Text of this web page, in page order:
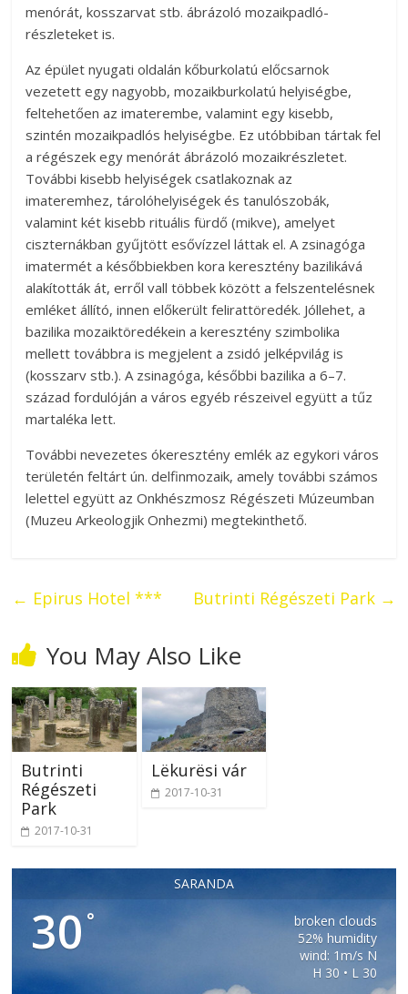
menórát, kosszarvat stb. ábrázoló mozaikpadló-
részleteket is.
Az épület nyugati oldalán kőburkolatú előcsarnok
vezetett egy nagyobb, mozaikburkolatú helyiségbe,
feltehetően az imaterembe, valamint egy kisebb,
szintén mozaikpadlós helyiségbe. Ez utóbbiban tártak fel
a régészek egy menórát ábrázoló mozaikrészletet.
További kisebb helyiségek csatlakoznak az
imateremhez, tárolóhelyiségek és tanulószobák,
valamint két kisebb rituális fürdő (mikve), amelyet
ciszternákban gyűjtött esővízzel láttak el. A zsinagóga
imatermét a későbbiekben kora keresztény bazilikává
alakították át, erről vall többek között a felszentelésnek
emléket állító, innen előkerült felirattöredék. Jóllehet, a
bazilika mozaiktöredékein a keresztény szimbolika
mellett továbbra is megjelent a zsidó jelképvilág is
(kosszarv stb.). A zsinagóga, későbbi bazilika a 6–7.
század fordulóján a város egyéb részeivel együtt a tűz
martaléka lett.
További nevezetes ókeresztény emlék az egykori város
területén feltárt ún. delfinmozaik, amely további számos
lelettel együtt az Onkhészmosz Régészeti Múzeumban
(Muzeu Arkeologjik Onhezmi) megtekinthető.
← Epirus Hotel *** Butrinti Régészeti Park →
You May Also Like
Butrinti
Régészeti
Park
2017-10-31
Lëkurësi vár
2017-10-31
SARANDA
30 °
broken clouds
52% humidity
wind: 1m/s N
H 30 • L 30